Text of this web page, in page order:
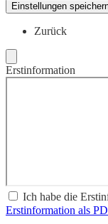
Einstellungen
Zurück
Erstinformation
Ich habe die
Erstinformation als